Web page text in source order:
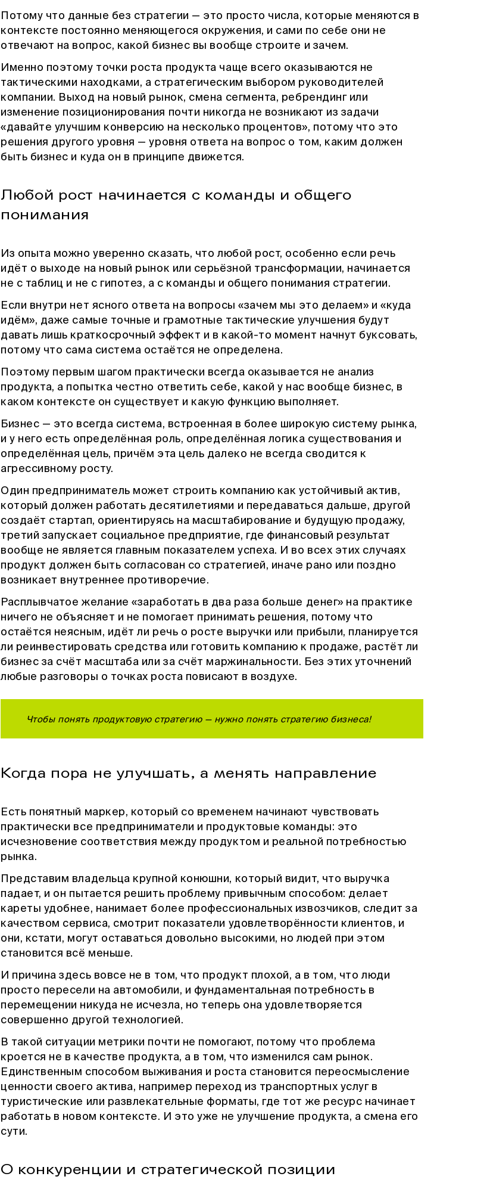
Потому что данные без стратегии — это просто числа, которые меняются в
контексте постоянно меняющегося окружения, и сами по себе они не
отвечают на вопрос, какой бизнес вы вообще строите и зачем.
Именно поэтому точки роста продукта чаще всего оказываются не
тактическими находками, а стратегическим выбором руководителей
компании. Выход на новый рынок, смена сегмента, ребрендинг или
изменение позиционирования почти никогда не возникают из задачи
«давайте улучшим конверсию на несколько процентов», потому что это
решения другого уровня — уровня ответа на вопрос о том, каким должен
быть бизнес и куда он в принципе движется.
Любой рост начинается с команды и общего
понимания
Из опыта можно уверенно сказать, что любой рост, особенно если речь
идёт о выходе на новый рынок или серьёзной трансформации, начинается
не с таблиц и не с гипотез, а с команды и общего понимания стратегии.
Если внутри нет ясного ответа на вопросы «зачем мы это делаем» и «куда
идём», даже самые точные и грамотные тактические улучшения будут
давать лишь краткосрочный эффект и в какой-то момент начнут буксовать,
потому что сама система остаётся не определена.
Поэтому первым шагом практически всегда оказывается не анализ
продукта, а попытка честно ответить себе, какой у нас вообще бизнес, в
каком контексте он существует и какую функцию выполняет.
Бизнес — это всегда система, встроенная в более широкую систему рынка,
и у него есть определённая роль, определённая логика существования и
определённая цель, причём эта цель далеко не всегда сводится к
агрессивному росту.
Один предприниматель может строить компанию как устойчивый актив,
который должен работать десятилетиями и передаваться дальше, другой
создаёт стартап, ориентируясь на масштабирование и будущую продажу,
третий запускает социальное предприятие, где финансовый результат
вообще не является главным показателем успеха. И во всех этих случаях
продукт должен быть согласован со стратегией, иначе рано или поздно
возникает внутреннее противоречие.
Расплывчатое желание «заработать в два раза больше денег» на практике
ничего не объясняет и не помогает принимать решения, потому что
остаётся неясным, идёт ли речь о росте выручки или прибыли, планируется
ли реинвестировать средства или готовить компанию к продаже, растёт ли
бизнес за счёт масштаба или за счёт маржинальности. Без этих уточнений
любые разговоры о точках роста повисают в воздухе.
Чтобы понять продуктовую стратегию — нужно понять стратегию бизнеса!
Когда пора не улучшать, а менять направление
Есть понятный маркер, который со временем начинают чувствовать
практически все предприниматели и продуктовые команды: это
исчезновение соответствия между продуктом и реальной потребностью
рынка.
Представим владельца крупной конюшни, который видит, что выручка
падает, и он пытается решить проблему привычным способом: делает
кареты удобнее, нанимает более профессиональных извозчиков, следит за
качеством сервиса, смотрит показатели удовлетворённости клиентов, и
они, кстати, могут оставаться довольно высокими, но людей при этом
становится всё меньше.
И причина здесь вовсе не в том, что продукт плохой, а в том, что люди
просто пересели на автомобили, и фундаментальная потребность в
перемещении никуда не исчезла, но теперь она удовлетворяется
совершенно другой технологией.
В такой ситуации метрики почти не помогают, потому что проблема
кроется не в качестве продукта, а в том, что изменился сам рынок.
Единственным способом выживания и роста становится переосмысление
ценности своего актива, например переход из транспортных услуг в
туристические или развлекательные форматы, где тот же ресурс начинает
работать в новом контексте. И это уже не улучшение продукта, а смена его
сути.
О конкуренции и стратегической позиции